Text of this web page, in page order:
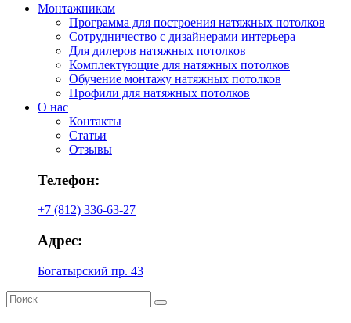
Монтажникам
Программа для построения натяжных потолков
Сотрудничество с дизайнерами интерьера
Для дилеров натяжных потолков
Комплектующие для натяжных потолков
Обучение монтажу натяжных потолков
Профили для натяжных потолков
О нас
Контакты
Статьи
Отзывы
Телефон:
+7 (812) 336-63-27
Адрес:
Богатырский пр. 43